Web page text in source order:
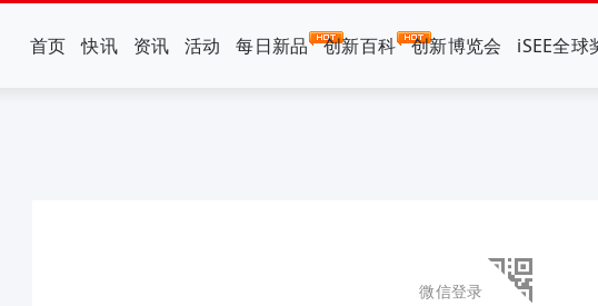
首页 快讯 资讯 活动 每日新品 创新百科 创新博览会 iSEE全球
微信登录